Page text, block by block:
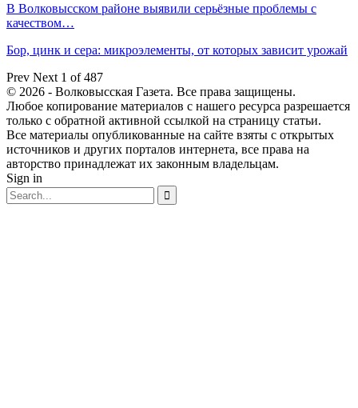
В Волковысском районе выявили серьёзные проблемы с
качеством…
Бор, цинк и сера: микроэлементы, от которых зависит урожай
Prev Next 1 of 487
© 2026 - Волковысская Газета. Все права защищены.
Любое копирование материалов с нашего ресурса разрешается
только с обратной активной ссылкой на страницу статьи.
Все материалы опубликованные на сайте взяты с открытых
источников и других порталов интернета, все права на
авторство принадлежат их законным владельцам.
Sign in